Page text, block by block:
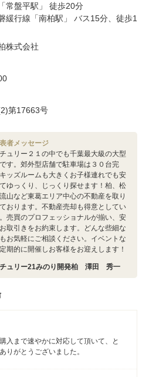
常盤平駅」 徒歩20分
緩行線「南柏駅」 バス15分、徒歩1
株式会社
第17663号
者メッセージ
ュリー２１の中でも千葉最大級の大型
す。郊外型店舗で駐車場は３０台完
ッズルームも大きくお子様連れでも安
ゆっくり、じっくり探せます！柏、松
山など東葛エリア中心の不動産を取り
おります。不動産売却も得意としてい
売買のプロフェッショナルが揃い、安
取引きをお約束します。どんな些細な
お気軽にご相談ください。イベントな
期的に開催しお客様をお迎えします！
ュリー21みのり開発柏 澤田 秀一
入まで速やかに対応して頂いて、と
りがとうございました。